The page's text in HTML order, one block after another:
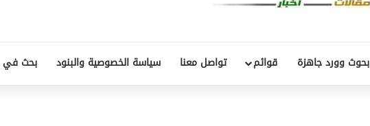
بحوث وورد جاهزة قوائم تواصل معنا سياسة الخصوصية والبنود بحث في